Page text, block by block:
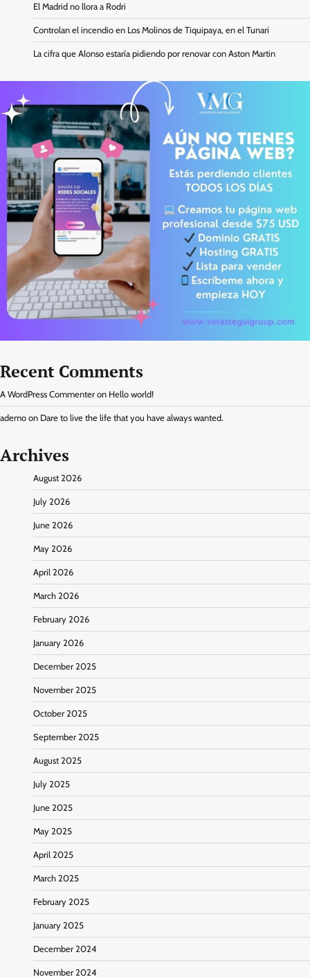
El Madrid no llora a Rodri
Controlan el incendio en Los Molinos de Tiquipaya, en el Tunari
La cifra que Alonso estaría pidiendo por renovar con Aston Martin
Recent Comments
A WordPress Commenter on Hello world!
ademo on Dare to live the life that you have always wanted.
Archives
August 2026
July 2026
June 2026
May 2026
April 2026
March 2026
February 2026
January 2026
December 2025
November 2025
October 2025
September 2025
August 2025
July 2025
June 2025
May 2025
April 2025
March 2025
February 2025
January 2025
December 2024
November 2024